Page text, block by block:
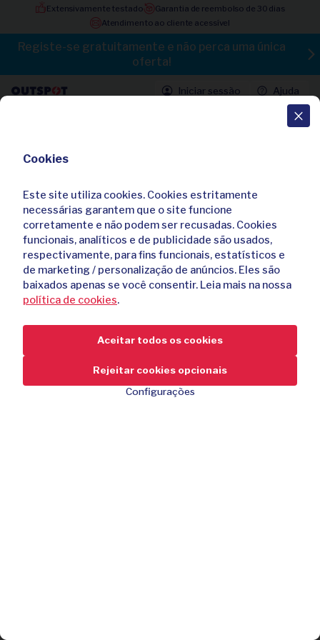
Extensivamente testado
Garantia de reembolso de 30 dias
Atendimento ao cliente acessível
Registe-se gratuitamente e não perca uma única
oferta!
Iniciar sessão Ajuda
Todas as ofertas
com iluminação e garrafa de água
4,60 / 5 3 avaliações
Já comprei 171 vezes
Cookies
Este site utiliza cookies. Cookies estritamente
necessárias garantem que o site funcione
corretamente e não podem ser recusadas. Cookies
funcionais, analíticos e de publicidade são usados,
respectivamente, para fins funcionais, estatísticos e
de marketing / personalização de anúncios. Eles são
baixados apenas se você consentir. Leia mais na nossa
política de cookies.
Aceitar todos os cookies
Rejeitar cookies opcionais
Configurações